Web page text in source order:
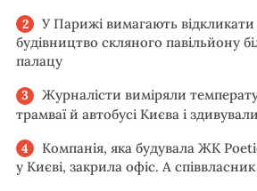
У Парижі вимагають відкликати
будівництво скляного павільйону
палацу
Журналісти виміряли
трамваї й автобусі Києва і
Компанія, яка будувала ЖК
у Києві, закрила офіс. А співвласник